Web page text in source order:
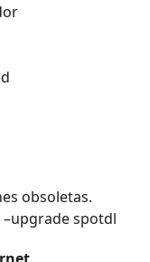
obsoletas.
spotdl